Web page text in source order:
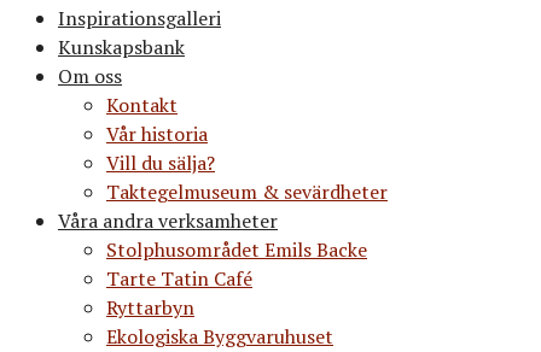
Inspirationsgalleri
Kunskapsbank
Om oss
Kontakt
Vår historia
Vill du sälja?
Taktegelmuseum & sevärdheter
Våra andra verksamheter
Stolphusområdet Emils Backe
Tarte Tatin Café
Ryttarbyn
Ekologiska Byggvaruhuset